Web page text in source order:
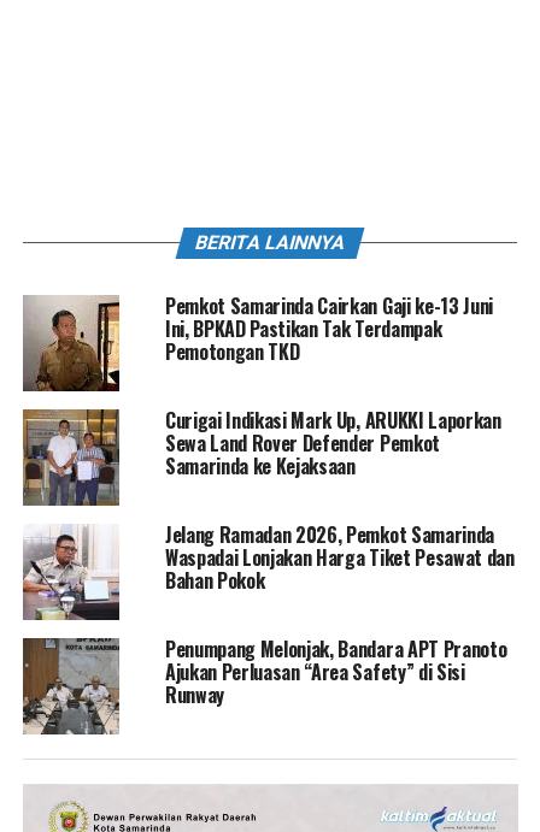
BERITA LAINNYA
Pemkot Samarinda Cairkan Gaji ke-13 Juni
Ini, BPKAD Pastikan Tak Terdampak
Pemotongan TKD
Curigai Indikasi Mark Up, ARUKKI Laporkan
Sewa Land Rover Defender Pemkot
Samarinda ke Kejaksaan
Jelang Ramadan 2026, Pemkot Samarinda
Waspadai Lonjakan Harga Tiket Pesawat dan
Bahan Pokok
Penumpang Melonjak, Bandara APT Pranoto
Ajukan Perluasan “Area Safety” di Sisi
Runway